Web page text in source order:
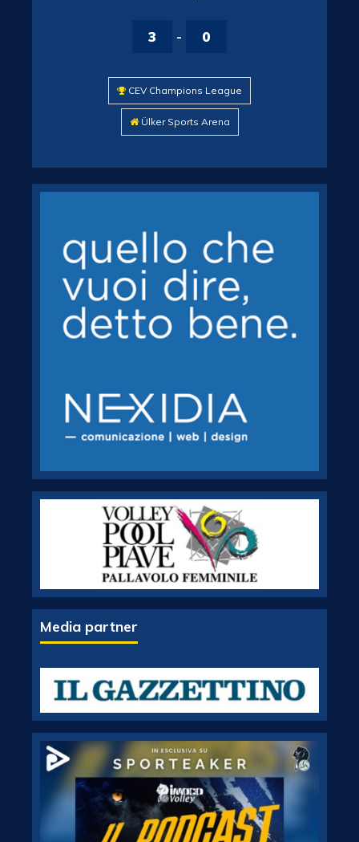
3 - 0
CEV Champions League
Ülker Sports Arena
Media partner